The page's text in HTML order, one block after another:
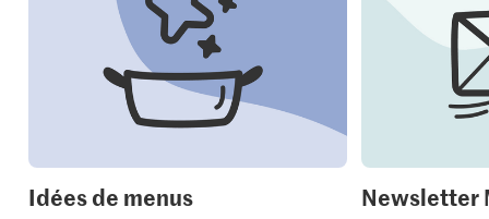
Idées de menus Newsletter